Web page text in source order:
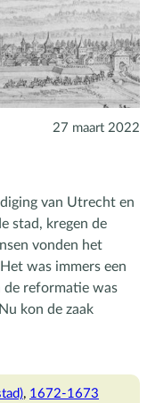
27 maart 2022
van Utrecht en
stad, kregen de
vonden het
was immers een
de reformatie was
kon de zaak
, 1672-1673